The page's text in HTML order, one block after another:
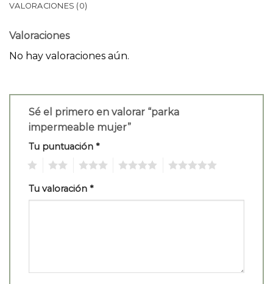
VALORACIONES (0)
Valoraciones
No hay valoraciones aún.
Sé el primero en valorar “parka
impermeable mujer”
Tu puntuación *
Tu valoración *